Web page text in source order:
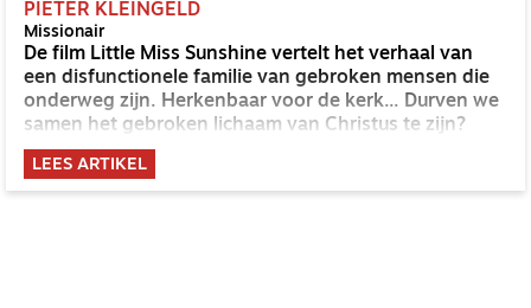
PIETER KLEINGELD
Missionair
De film Little Miss Sunshine vertelt het verhaal van
een disfunctionele familie van gebroken mensen die
onderweg zijn. Herkenbaar voor de kerk... Durven we
samen het gebroken lichaam van Christus te zijn?
LEES ARTIKEL